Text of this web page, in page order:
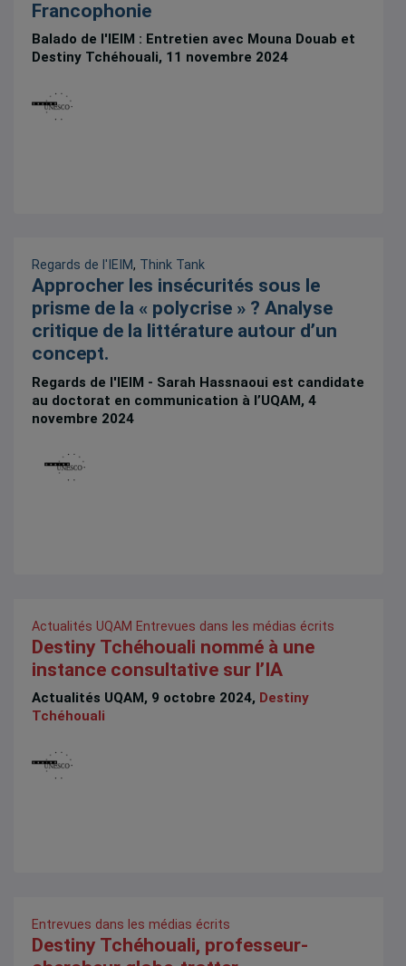
Francophonie
Balado de l'IEIM : Entretien avec Mouna Douab et
Destiny Tchéhouali, 11 novembre 2024
Regards de l'IEIM, Think Tank
Approcher les insécurités sous le
prisme de la « polycrise » ? Analyse
critique de la littérature autour d’un
concept.
Regards de l'IEIM - Sarah Hassnaoui est candidate
au doctorat en communication à l’UQAM, 4
novembre 2024
Actualités UQAM Entrevues dans les médias écrits
Destiny Tchéhouali nommé à une
instance consultative sur l’IA
Actualités UQAM, 9 octobre 2024, Destiny
Tchéhouali
Entrevues dans les médias écrits
Destiny Tchéhouali, professeur-